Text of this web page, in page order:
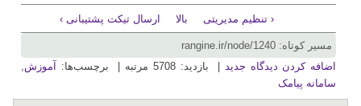
‹ تنظیم مدیریتی بالا ارسال تیکت پشتیبانی ›
مسیر کوتاه: rangine.ir/node/1240
اضافه کردن دیدگاه جدید | بازدید: 5708 مرتبه | برچسب‌ها: آموزش,
سامانه پیامک